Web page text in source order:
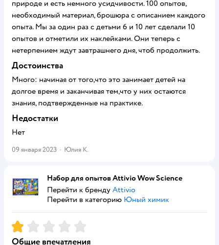
природе и есть немного усидчивости. 100 опытов,
необходимый материал, брошюра с описанием каждого
опыта. Мы за один раз с детьми 6 и 10 лет сделали 10
опытов и отметили их наклейками. Они теперь с
нетерпением ждут завтрашнего дня, чтоб продолжить.
Достоинства
Много: начиная от того,что это занимает детей на
долгое время и заканчивая тем,что у них остаются
знания, подтвержденные на практике.
Недостатки
Нет
09 января 2023 · Юлия К.
Набор для опытов Attivio Wow Science
Перейти к бренду Attivio
Перейти в категорию Юный химик
Рейтинг:1
Общие впечатления